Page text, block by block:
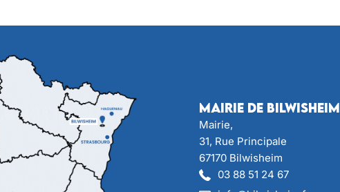
Mairie de Bilwisheim
Mairie,
31, Rue Principale
67170 Bilwisheim
03 88 51 24 67